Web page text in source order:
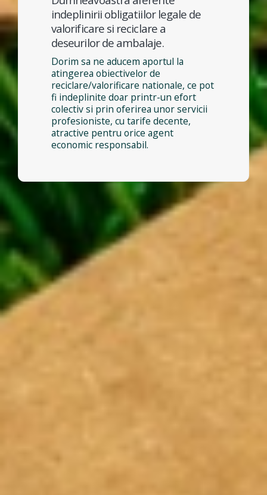
indeplinirii obligatiilor legale de
valorificare si reciclare a
deseurilor de ambalaje.
Dorim sa ne aducem aportul la
atingerea obiectivelor de
reciclare/valorificare nationale, ce pot
fi indeplinite doar printr-un efort
colectiv si prin oferirea unor servicii
profesioniste, cu tarife decente,
atractive pentru orice agent
economic responsabil.